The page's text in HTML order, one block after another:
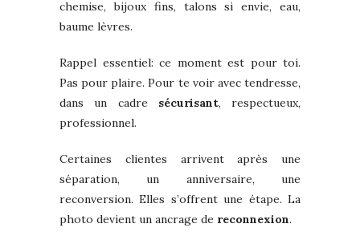
chemise, bijoux fins, talons si envie, eau,
baume lèvres.
Rappel essentiel: ce moment est pour toi.
Pas pour plaire. Pour te voir avec tendresse,
dans un cadre sécurisant, respectueux,
professionnel.
Certaines clientes arrivent après une
séparation, un anniversaire, une
reconversion. Elles s’offrent une étape. La
photo devient un ancrage de reconnexion.